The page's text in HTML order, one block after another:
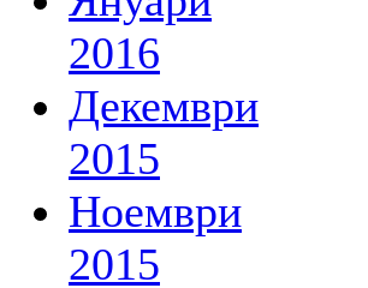
2016
Декември
2015
Ноември
2015